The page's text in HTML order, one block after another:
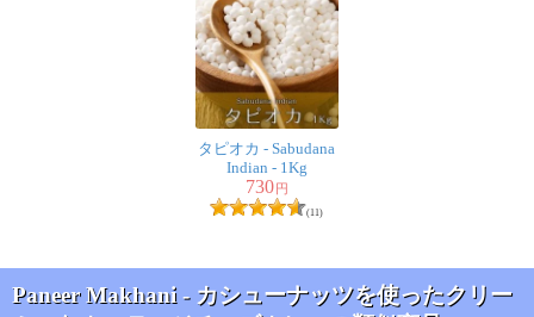
ラージャ様
日本人の口にあう優しくも濃厚なカレーでした。
インド食品の安全性につき何らかの説明・保障をお願い
タピオカ - Sabudana
Indian - 1Kg
730円
(11)
Paneer Makhani - カシューナッツを使ったクリー